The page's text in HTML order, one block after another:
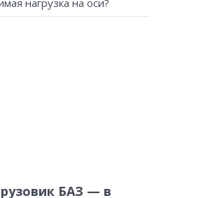
нагрузка на оси?
БАЗ — в